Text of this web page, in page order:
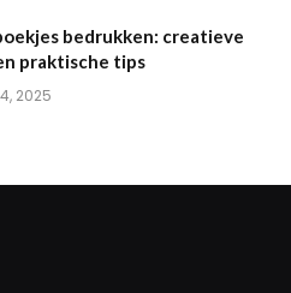
bedrukken: creatieve
praktische tips
2025